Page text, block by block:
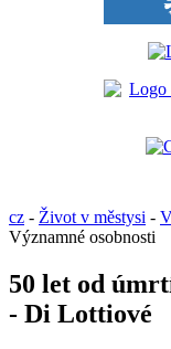
cz - Život v městysi -
Významné osobnosti
50 let od
- Di Lottiové